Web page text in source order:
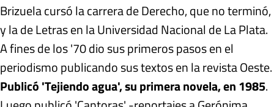
Brizuela cursó la carrera de Derecho, que no terminó,
y la de Letras en la Universidad Nacional de La Plata.
A fines de los '70 dio sus primeros pasos en el
periodismo publicando sus textos en la revista Oeste.
Publicó 'Tejiendo agua', su primera novela, en 1985.